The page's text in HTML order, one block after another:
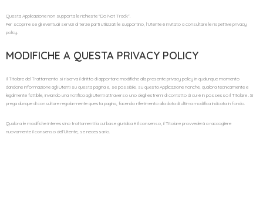
Questa Applicazione non supporta le richieste “Do Not Track”.
Per scoprire se gli eventuali servizi di terze parti utilizzati le supportino, l’Utente è invitato a consultare le rispettive privacy
policy.
MODIFICHE A QUESTA PRIVACY POLICY
Il Titolare del Trattamento si riserva il diritto di apportare modifiche alla presente privacy policy in qualunque momento
dandone informazione agli Utenti su questa pagina e, se possibile, su questa Applicazione nonché, qualora tecnicamente e
legalmente fattibile, inviando una notifica agli Utenti attraverso uno degli estremi di contatto di cui è in possesso il Titolare . Si
prega dunque di consultare regolarmente questa pagina, facendo riferimento alla data di ultima modifica indicata in fondo.
Qualora le modifiche interessino trattamenti la cui base giuridica è il consenso, il Titolare provvederà a raccogliere
nuovamente il consenso dell’Utente, se necessario.